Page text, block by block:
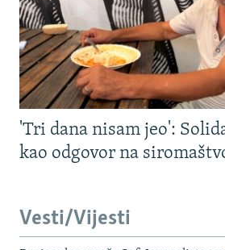
'Tri dana nisam jeo':
kao odgovor na
Vesti/Vijesti